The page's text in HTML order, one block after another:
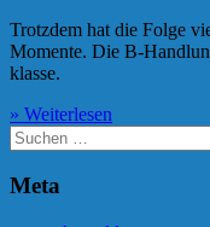
Trotzdem hat die Folge
Momente. Die B-
klasse.
» Weiterlesen
Suche
nach:
Meta